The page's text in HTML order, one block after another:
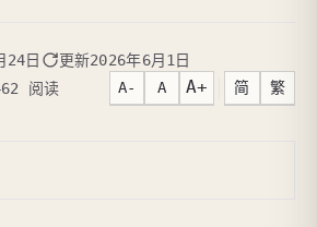
24日 更新2026年6月1日
阅读 A- A A+ 简 繁